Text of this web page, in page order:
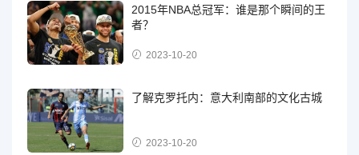
2015年NBA总冠军：谁是那个瞬间的王
者？
2023-10-20
了解克罗托内：意大利南部的文化古城
2023-10-20